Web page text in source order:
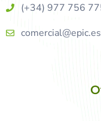
(+34) 977 756
comercial@epic.es